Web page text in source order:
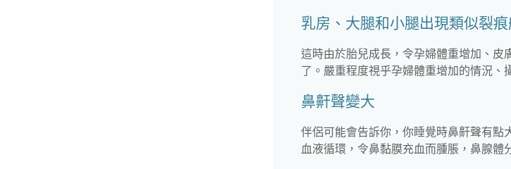
乳房、大腿和小腿出現類似裂
這時由於胎兒成長，令孕婦體重增加、皮
了。嚴重程度視乎孕婦體重增加的情況、
鼻鼾聲變大
伴侶可能會告訴你，你睡覺時鼻鼾聲有點
血液循環，令鼻黏膜充血而腫脹，鼻腺體